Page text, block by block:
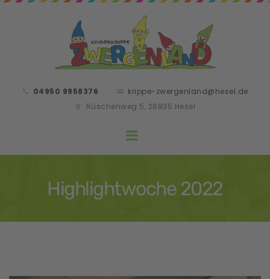
04950 9958376
krippe-zwergenland@hesel.de
Rüschenweg 5, 26835 Hesel
Highlightwoche 2022